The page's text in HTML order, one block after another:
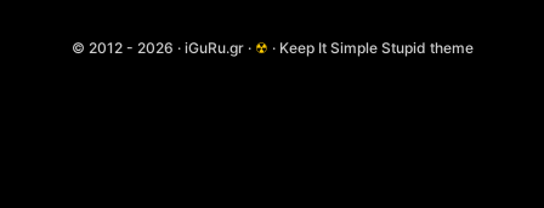
© 2012 - 2026 · iGuRu.gr · ☢ · Keep It Simple Stupid theme